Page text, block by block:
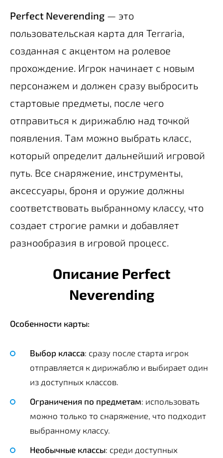
Perfect Neverending — это
пользовательская карта для Terraria,
созданная с акцентом на ролевое
прохождение. Игрок начинает с новым
персонажем и должен сразу выбросить
стартовые предметы, после чего
отправиться к дирижаблю над точкой
появления. Там можно выбрать класс,
который определит дальнейший игровой
путь. Все снаряжение, инструменты,
аксессуары, броня и оружие должны
соответствовать выбранному классу, что
создает строгие рамки и добавляет
разнообразия в игровой процесс.
Описание Perfect
Neverending
Особенности карты:
Выбор класса: сразу после старта игрок
отправляется к дирижаблю и выбирает один
из доступных классов.
Ограничения по предметам: использовать
можно только то снаряжение, что подходит
выбранному классу.
Необычные классы: среди доступных